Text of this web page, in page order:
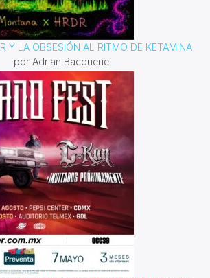
Y LA OBSESIÓN AL RITMO DE KETAMINA
por Adrian Bacquerie